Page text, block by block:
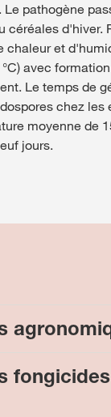
Le pathogène
céréales d'hiver.
chaleur et
avec
Le temps de
chez
moyenne de
jours.
fongicides